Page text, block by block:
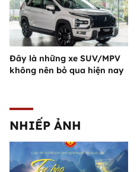
Đây là những xe SUV/MPV
không nên bỏ qua hiện nay
NHIẾP ẢNH